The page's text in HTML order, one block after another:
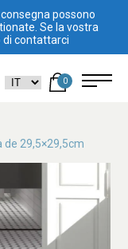
possono
Se la vostra
di contattarci
0
de 29,5×29,5cm